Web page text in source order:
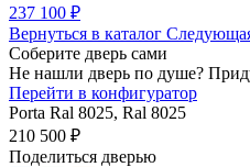
237 100 ₽
Вернуться в каталог
Соберите дверь сами
Не нашли дверь по душе?
Перейти в конфигуратор
Porta Ral 8025, Ral 8025
210 500 ₽
Поделиться дверью